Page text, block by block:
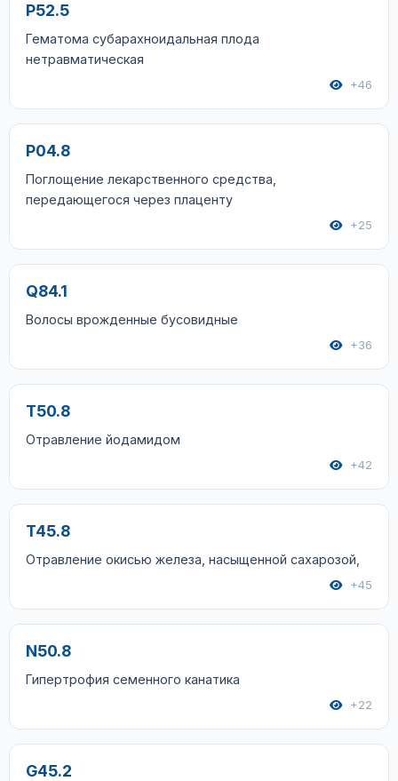
P52.5
Гематома субарахноидальная плода
нетравматическая
+46
P04.8
Поглощение лекарственного средства,
передающегося через плаценту
+25
Q84.1
Волосы врожденные бусовидные
+36
T50.8
Отравление йодамидом
+42
T45.8
Отравление окисью железа, насыщенной сахарозой,
+45
N50.8
Гипертрофия семенного канатика
+22
G45.2